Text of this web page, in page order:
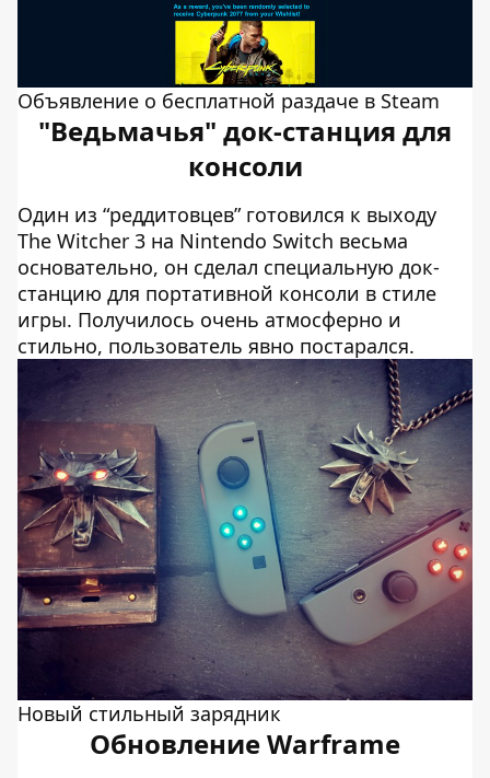
Объявление о бесплатной раздаче в Steam
"Ведьмачья" док-станция для
консоли
Один из “реддитовцев” готовился к выходу
The Witcher 3 на Nintendo Switch весьма
основательно, он сделал специальную док-
станцию для портативной консоли в стиле
игры. Получилось очень атмосферно и
стильно, пользователь явно постарался.
Новый стильный зарядник
Обновление Warframe